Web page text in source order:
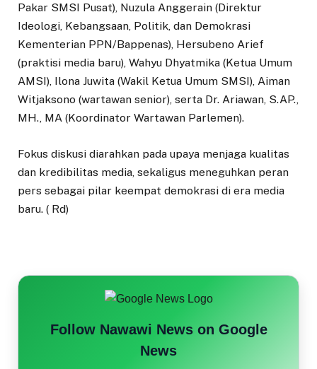
Pakar SMSI Pusat), Nuzula Anggerain (Direktur
Ideologi, Kebangsaan, Politik, dan Demokrasi
Kementerian PPN/Bappenas), Hersubeno Arief
(praktisi media baru), Wahyu Dhyatmika (Ketua Umum
AMSI), Ilona Juwita (Wakil Ketua Umum SMSI), Aiman
Witjaksono (wartawan senior), serta Dr. Ariawan, S.AP.,
MH., MA (Koordinator Wartawan Parlemen).
Fokus diskusi diarahkan pada upaya menjaga kualitas
dan kredibilitas media, sekaligus meneguhkan peran
pers sebagai pilar keempat demokrasi di era media
baru. ( Rd)
Follow Nawawi News on Google
News